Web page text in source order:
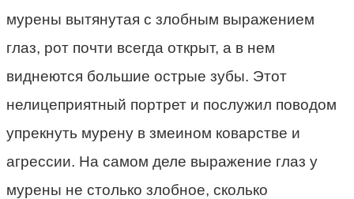
мурены вытянутая с злобным выражением
глаз, рот почти всегда открыт, а в нем
виднеются большие острые зубы. Этот
нелицеприятный портрет и послужил поводом
упрекнуть мурену в змеином коварстве и
агрессии. На самом деле выражение глаз у
мурены не столько злобное, сколько